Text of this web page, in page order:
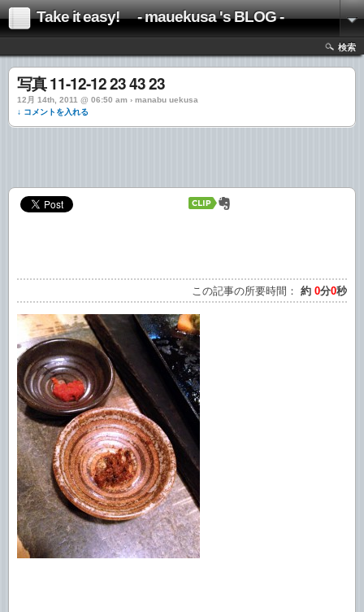
Take it easy! - mauekusa 's BLOG -
検索
写真 11-12-12 23 43 23
12月 14th, 2011 @ 06:50 am › manabu uekusa
↓ コメントを入れる
この記事の所要時間： 約 0分0秒